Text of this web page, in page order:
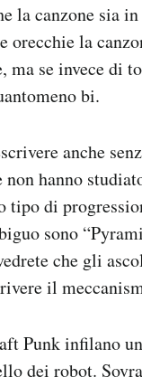
la canzone sia
la
se invece di
bi.
anche
hanno
tipo di
sono
che gli
il
Punk infilano
dei robot.